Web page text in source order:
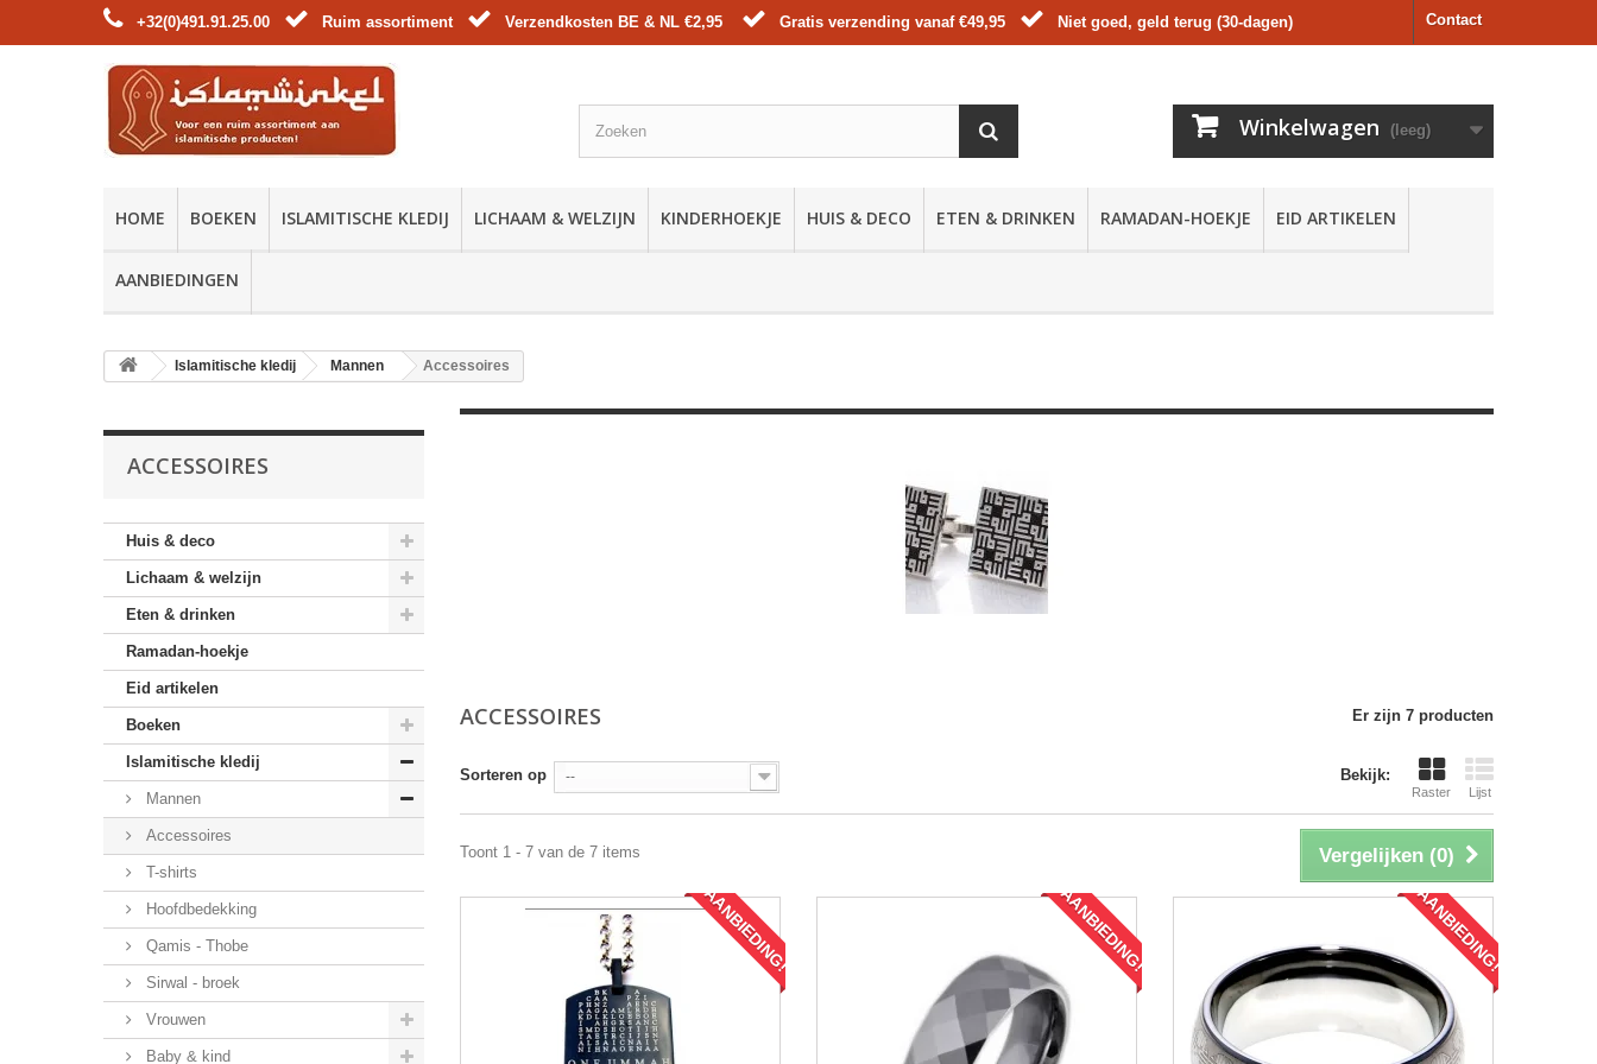
Contact
+32(0)491.91.25.00 Ruim assortiment Verzendkosten BE & NL €2,95 Gratis verzending vanaf €49,95 Niet goed, geld terug (30-dagen)
Winkelwagen (leeg)
HOME BOEKEN ISLAMITISCHE KLEDIJ LICHAAM & WELZIJN KINDERHOEKJE HUIS & DECO ETEN & DRINKEN RAMADAN-HOEKJE EID ARTIKELEN
AANBIEDINGEN
Islamitische kledij Mannen Accessoires
ACCESSOIRES
Huis & deco
Lichaam & welzijn
Eten & drinken
Ramadan-hoekje
Eid artikelen
Boeken
Islamitische kledij
Mannen
Accessoires
T-shirts
Hoofdbedekking
Qamis - Thobe
Sirwal - broek
Vrouwen
Baby & kind
ACCESSOIRES Er zijn 7 producten
Bekijk:
Raster Lijst
Sorteren op --
Vergelijken (0)
Toont 1 - 7 van de 7 items
AANBIEDING! AANBIEDING! AANBIEDING!